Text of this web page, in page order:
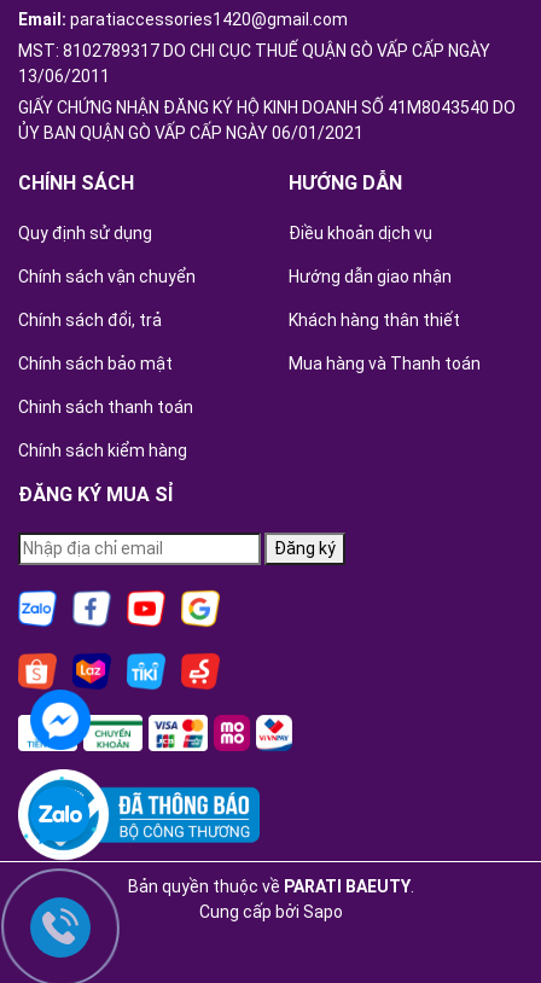
Email: paratiaccessories1420@gmail.com
MST: 8102789317 DO CHI CỤC THUẾ QUẬN GÒ VẤP CẤP NGÀY
13/06/2011
GIẤY CHỨNG NHẬN ĐĂNG KÝ HỘ KINH DOANH SỐ 41M8043540 DO
ỦY BAN QUẬN GÒ VẤP CẤP NGÀY 06/01/2021
CHÍNH SÁCH
Quy định sử dụng
Chính sách vận chuyển
Chính sách đổi, trả
Chính sách bảo mật
Chinh sách thanh toán
Chính sách kiểm hàng
HƯỚNG DẪN
Điều khoản dịch vụ
Hướng dẫn giao nhận
Khách hàng thân thiết
Mua hàng và Thanh toán
ĐĂNG KÝ MUA SỈ
Đăng ký
Bản quyền thuộc về PARATI BAEUTY.
Cung cấp bởi Sapo